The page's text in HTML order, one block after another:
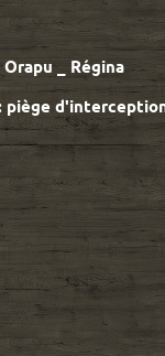
_ Régina
piège